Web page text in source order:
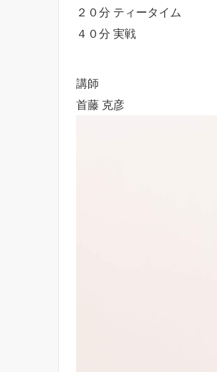
２０分 ティータイム
４０分 実戦
講師
首藤 克彦